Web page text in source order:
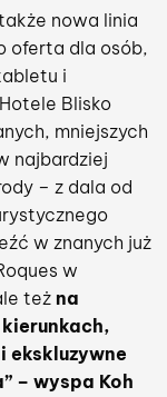
nowa linia
oferta dla osób,
i
Blisko
mniejszych
najbardziej
– z dala od
w znanych już
w
też na
ekskluzywne
– wyspa Koh